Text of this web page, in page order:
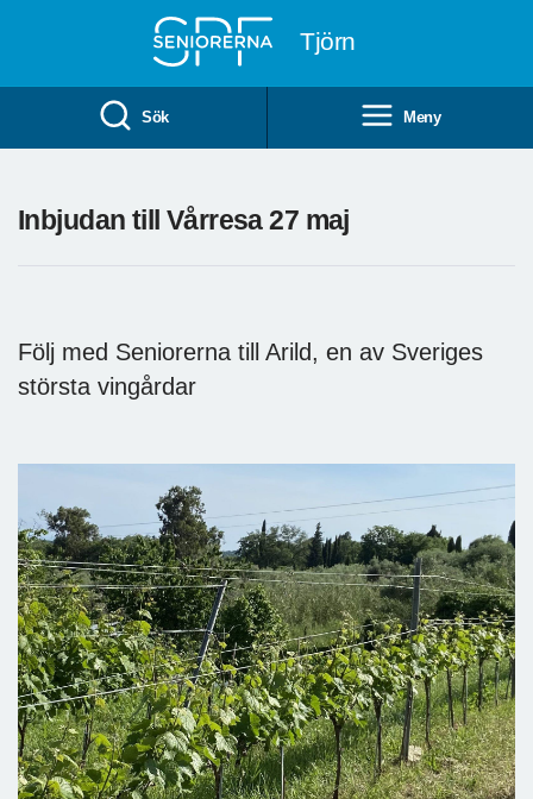
Tjörn
Sök Meny
Inbjudan till Vårresa 27 maj
Följ med Seniorerna till Arild, en av Sveriges
största vingårdar